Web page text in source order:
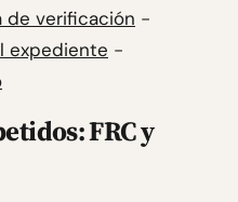
de verificación -
expediente -
FRC y